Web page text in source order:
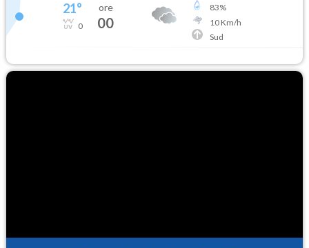
21°
0
ore
00
83%
10Km/h
Sud